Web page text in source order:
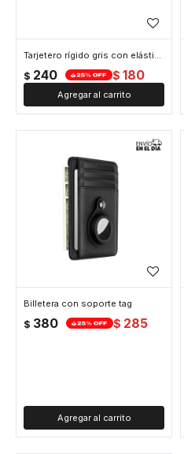
Tarjetero rígido gris con elástico
$ 240 $ 180
Billetera con soporte tag
$ 380 $ 285